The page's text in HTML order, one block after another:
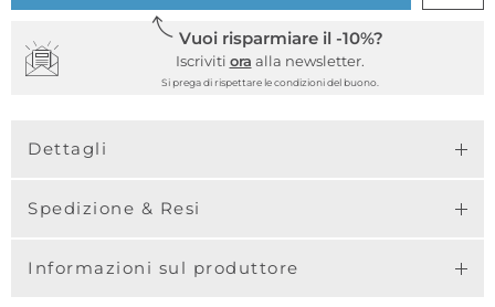
Vuoi risparmiare il -10%?
Iscriviti ora alla newsletter.
Si prega di rispettare le condizioni del buono.
Dettagli
Spedizione & Resi
Informazioni sul produttore